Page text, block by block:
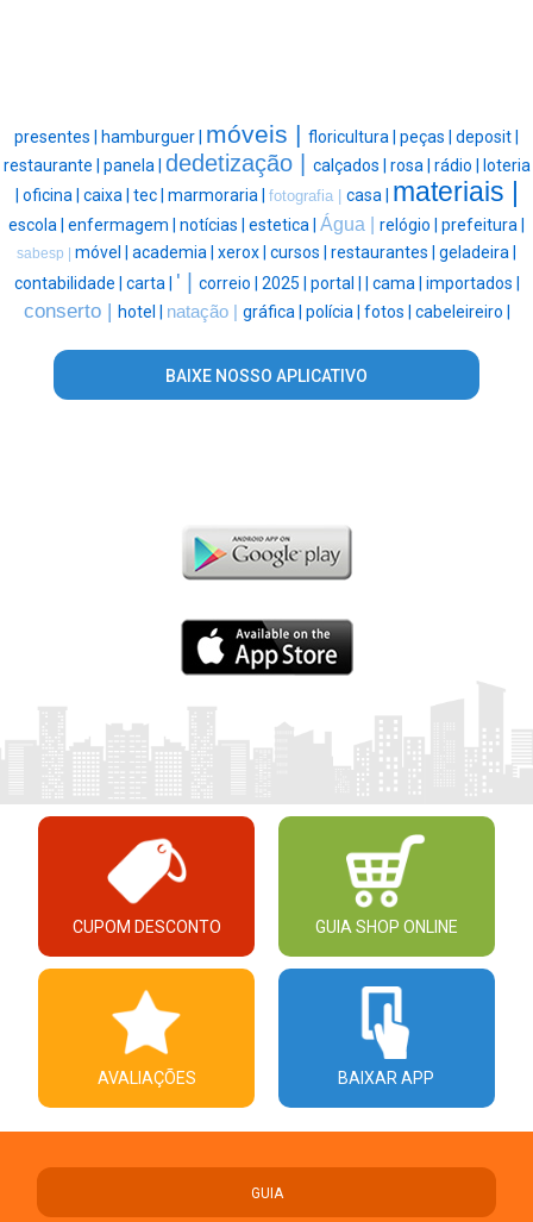
presentes | hamburguer | móveis | floricultura | peças | deposit |
restaurante | panela | dedetização | calçados | rosa | rádio |
loteria
oficina | caixa | tec | marmoraria | fotografia | casa | materiais |
escola | enfermagem | notícias | estetica | Água | relógio | prefeitura |
sabesp | móvel | academia | xerox | cursos | restaurantes | geladeira |
contabilidade | carta | ' | correio | 2025 | portal | cama | importados |
conserto | hotel | natação | gráfica | polícia | fotos | cabeleireiro |
BAIXE NOSSO APLICATIVO
CUPOM DESCONTO GUIA SHOP ONLINE
AVALIAÇÕES BAIXAR APP
GUIA